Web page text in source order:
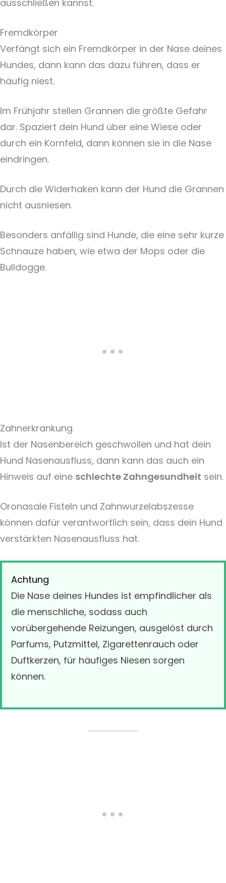
ausschließen kannst.
Fremdkörper
Verfängt sich ein Fremdkörper in der Nase deines
Hundes, dann kann das dazu führen, dass er
häufig niest.
Im Frühjahr stellen Grannen die größte Gefahr
dar. Spaziert dein Hund über eine Wiese oder
durch ein Kornfeld, dann können sie in die Nase
eindringen.
Durch die Widerhaken kann der Hund die Grannen
nicht ausniesen.
Besonders anfällig sind Hunde, die eine sehr kurze
Schnauze haben, wie etwa der Mops oder die
Bulldogge.
Zahnerkrankung
Ist der Nasenbereich geschwollen und hat dein
Hund Nasenausfluss, dann kann das auch ein
Hinweis auf eine schlechte Zahngesundheit sein.
Oronasale Fisteln und Zahnwurzelabszesse
können dafür verantwortlich sein, dass dein Hund
verstärkten Nasenausfluss hat.
Achtung
Die Nase deines Hundes ist empfindlicher als
die menschliche, sodass auch
vorübergehende Reizungen, ausgelöst durch
Parfums, Putzmittel, Zigarettenrauch oder
Duftkerzen, für häufiges Niesen sorgen
können.